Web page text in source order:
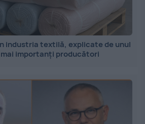
industria textilă, explicate de unul
importanți producători